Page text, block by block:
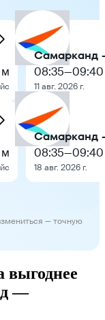
м
м
Самарканд
08:35—09:40
11 авг. 2026 г.
Самарканд
08:35—09:40
18 авг. 2026 г.
— точную
выгоднее
—